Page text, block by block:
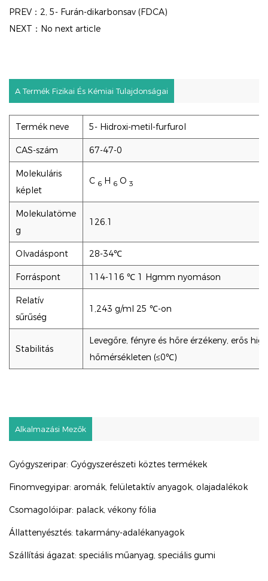
PREV：2, 5- Furán-dikarbonsav (FDCA)
NEXT：No next article
A Termék Fizikai És Kémiai Tulajdonságai
Termék neve 5- Hidroxi-metil-furfurol
CAS-szám 67-47-0
Molekuláris
képlet
C 6 H 6 O 3
Molekulatöme
g
126.1
Olvadáspont 28-34℃
Forráspont 114-116 ℃ 1 Hgmm nyomáson
Relatív
sűrűség
1,243 g/ml 25 ℃-on
Stabilitás
Levegőre, fényre és hőre érzékeny, erős
hőmérsékleten (≤0℃)
Alkalmazási Mezők
Gyógyszeripar: Gyógyszerészeti köztes termékek
Finomvegyipar: aromák, felületaktív anyagok, olajadalékok
Csomagolóipar: palack, vékony fólia
Állattenyésztés: takarmány-adalékanyagok
Szállítási ágazat: speciális műanyag, speciális gumi